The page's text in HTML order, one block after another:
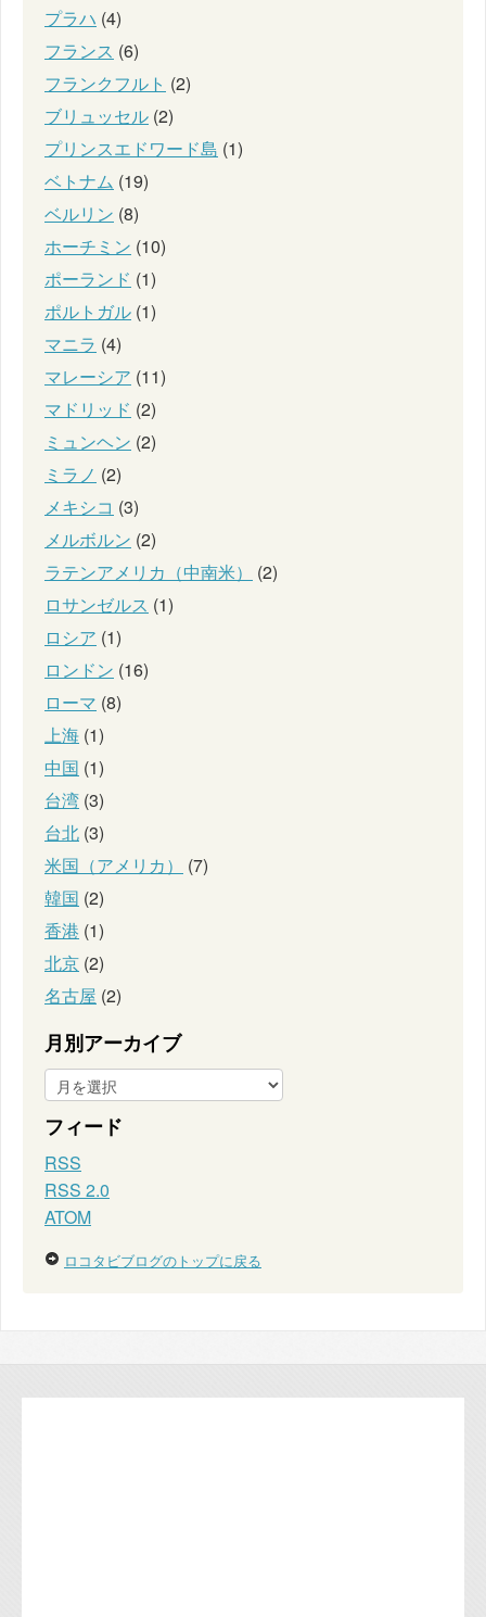
プラハ (4)
フランス (6)
フランクフルト (2)
ブリュッセル (2)
プリンスエドワード島 (1)
ベトナム (19)
ベルリン (8)
ホーチミン (10)
ポーランド (1)
ポルトガル (1)
マニラ (4)
マレーシア (11)
マドリッド (2)
ミュンヘン (2)
ミラノ (2)
メキシコ (3)
メルボルン (2)
ラテンアメリカ（中南米）
(2)
ロサンゼルス (1)
ロシア (1)
ロンドン (16)
ローマ (8)
上海 (1)
中国 (1)
台湾 (3)
台北 (3)
米国（アメリカ）
(7)
韓国 (2)
香港 (1)
北京 (2)
名古屋 (2)
月別アーカイブ
フィード
RSS
RSS 2.0
ATOM
ロコタビブログのトップに戻る